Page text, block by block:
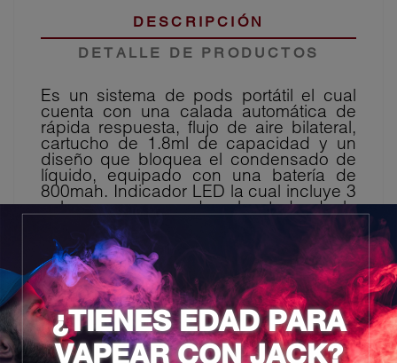
¿TIENES EDAD PARA
VAPEAR CON JACK?
DESCRIPCIÓN
DETALLE DE PRODUCTOS
Es un sistema de pods portátil el cual
cuenta con una calada automática de
rápida respuesta, flujo de aire bilateral,
cartucho de 1.8ml de capacidad y un
diseño que bloquea el condensado de
líquido, equipado con una batería de
800mah. Indicador LED la cual incluye 3
colores para recordar el estado de la
batería. Con un diseño elegante e
innovador, decorado con rayas y
patrones unibody característica y muy
cómodo.
- Potencia de salida: 5W - 25W.